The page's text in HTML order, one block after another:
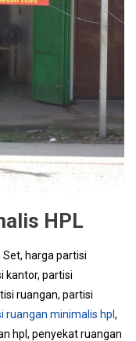
HPL
Set, harga partisi
kantor, partisi
ruangan, partisi
ruangan minimalis hpl ,
hpl, penyekat ruangan